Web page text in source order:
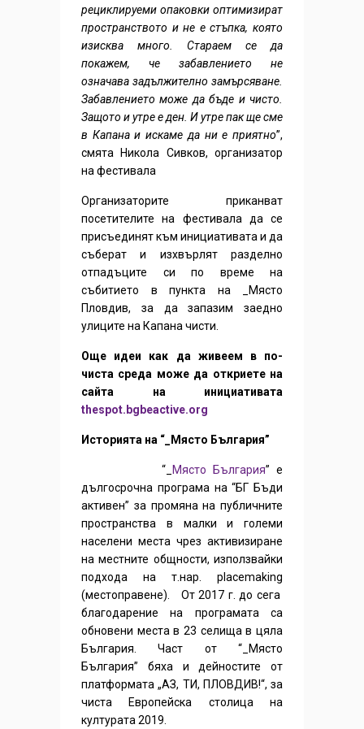
рециклируеми опаковки оптимизират
пространството и не е стъпка, която
изисква много. Стараем се да
покажем, че забавлението не
означава задължително замърсяване.
Забавлението може да бъде и чисто.
Защото и утре е ден. И утре пак ще сме
в Капана и искаме да ни е приятно”,
смята Никола Сивков, организатор
на фестивала
Организаторите приканват
посетителите на фестивала да се
присъединят към инициативата и да
съберат и изхвърлят разделно
отпадъците си по време на
събитието в пункта на _Място
Пловдив, за да запазим заедно
улиците на Капана чисти.
Още идеи как да живеем в по-
чиста среда може да откриете на
сайта на инициативата
thespot.bgbeactive.org
Историята на “_Място България”
“_ Място България” е
дългосрочна програма на “БГ Бъди
активен” за промяна на публичните
пространства в малки и големи
населени места чрез активизиране
на местните общности, използвайки
подхода на т.нар. placemaking
(местоправене). От 2017 г. до сега
благодарение на програмата са
обновени места в 23 селища в цяла
България. Част от “_Място
България” бяха и дейностите от
платформата „АЗ, ТИ, ПЛОВДИВ!“, за
чиста Европейска столица на
културата 2019.